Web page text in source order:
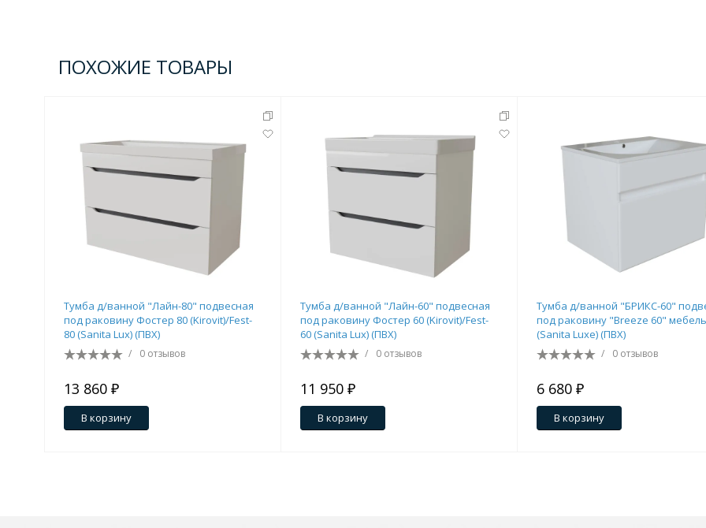
Водяные Электрические Комплектующие
Аксессуары для ванных комнат
Дозаторы Карнизы и шторки для ванной Ершики Полки
ПОХОЖИЕ ТОВАРЫ
Тумба д/ванной "Лайн-80" подвесная
под раковину Фостер 80 (Kirovit)/Fest-
80 (Sanita Lux) (ПВХ)
/ 0 отзывов
13 860 ₽
В корзину
Тумба д/ванной "Лайн-60" подвесная
под раковину Фостер 60 (Kirovit)/Fest-
60 (Sanita Lux) (ПВХ)
/ 0 отзывов
11 950 ₽
В корзину
Тумба д/ванной "БРИКС-60"
под раковину "Breeze 60"
(Sanita Luxe) (ПВХ)
/ 0 отзывов
6 680 ₽
В корзину